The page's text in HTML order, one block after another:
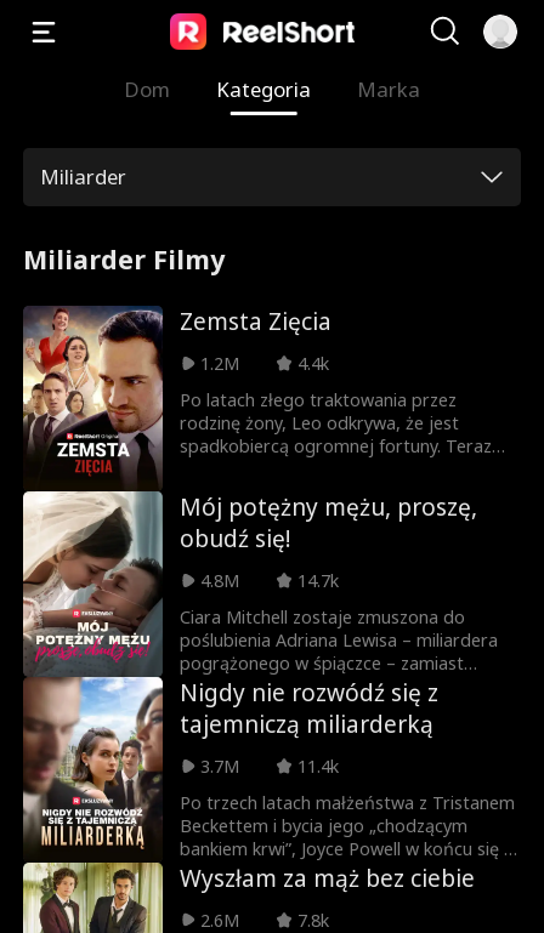
Dom Kategoria Marka
Miliarder
Miliarder Filmy
Zemsta Zięcia
1.2M
4.4k
Po latach złego traktowania przez
rodzinę żony, Leo odkrywa, że jest
spadkobiercą ogromnej fortuny. Teraz
Mój potężny mężu, proszę,
obudź się!
4.8M
14.7k
Ciara Mitchell zostaje zmuszona do
poślubienia Adriana Lewisa – miliardera
pogrążonego w śpiączce – zamiast
swojej siostry, Flory. W zamian ojciec
obiecuje opłacić leczenie jej ciężko
chorego dziadka. Gdy Adrian się wybudza,
okazuje się, że nie może chodzić, a
otaczająca go rzeczywistość pełna jest
intryg. Pomiędzy małżonkami powoli
rodzi się uczucie, które wystawi ich na
próbę. Czy miłość może zrodzić się z
kłamstwa i poświęcenia?
Nigdy nie rozwódź się z
tajemniczą miliarderką
3.7M
11.4k
Po trzech latach małżeństwa z Tristanem
Beckettem i bycia jego „chodzącym
bankiem krwi”, Joyce Powell w końcu się z
nim rozwodzi! Tristan myślał, że Joyce to
tylko próżna dziewczyna, która wyszła za
niego dla pieniędzy — nie wiedział jednak,
Wyszłam za mąż bez ciebie
2.6M
7.8k